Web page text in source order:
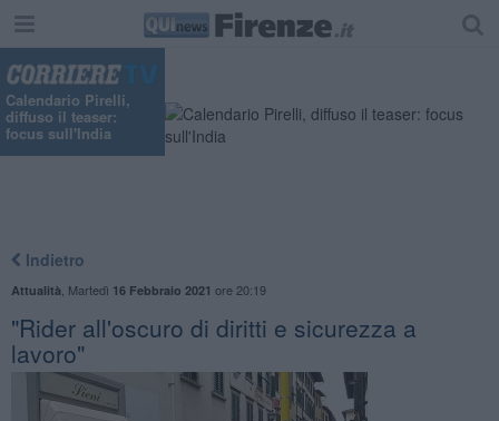
Calendario Pirelli,
diffuso il teaser:
focus sull'India
Indietro
Attualità Martedì 16 Febbraio 2021 ore 20:19
"Rider all'oscuro di diritti e sicurezza a
lavoro"